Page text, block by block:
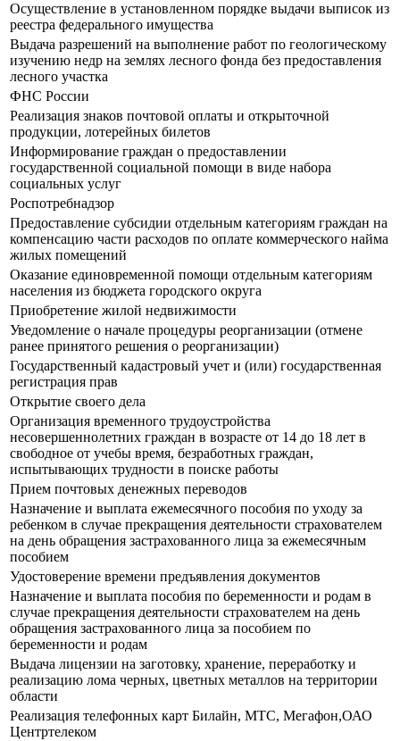
Осуществление в установленном порядке выдачи выписок из
реестра федерального имущества
Выдача разрешений на выполнение работ по геологическому
изучению недр на землях лесного фонда без предоставления
лесного участка
ФНС России
Реализация знаков почтовой оплаты и открыточной
продукции, лотерейных билетов
Информирование граждан о предоставлении
государственной социальной помощи в виде набора
социальных услуг
Роспотребнадзор
Предоставление субсидии отдельным категориям граждан на
компенсацию части расходов по оплате коммерческого найма
жилых помещений
Оказание единовременной помощи отдельным категориям
населения из бюджета городского округа
Приобретение жилой недвижимости
Уведомление о начале процедуры реорганизации (отмене
ранее принятого решения о реорганизации)
Государственный кадастровый учет и (или) государственная
регистрация прав
Открытие своего дела
Организация временного трудоустройства
несовершеннолетних граждан в возрасте от 14 до 18 лет в
свободное от учебы время, безработных граждан,
испытывающих трудности в поиске работы
Прием почтовых денежных переводов
Назначение и выплата ежемесячного пособия по уходу за
ребенком в случае прекращения деятельности страхователем
на день обращения застрахованного лица за ежемесячным
пособием
Удостоверение времени предъявления документов
Назначение и выплата пособия по беременности и родам в
случае прекращения деятельности страхователем на день
обращения застрахованного лица за пособием по
беременности и родам
Выдача лицензии на заготовку, хранение, переработку и
реализацию лома черных, цветных металлов на территории
области
Реализация телефонных карт Билайн, МТС, Мегафон,ОАО
Центртелеком